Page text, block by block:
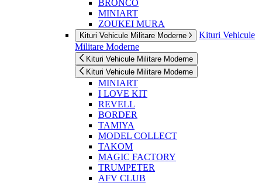
BRONCO
MINIART
ZOUKEI MURA
Kituri Vehicule Militare Moderne
Kituri Vehicule
Militare Moderne
Kituri Vehicule Militare Moderne
Kituri Vehicule Militare Moderne
MINIART
I LOVE KIT
REVELL
BORDER
TAMIYA
MODEL COLLECT
TAKOM
MAGIC FACTORY
TRUMPETER
AFV CLUB